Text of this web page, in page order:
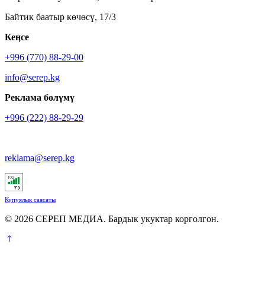
Байтик баатыр көчөсү, 17/3
Кеӊсе
+996 (770) 88-29-00
info@serep.kg
Реклама бөлүмү
+996 (222) 88-29-29
reklama@serep.kg
Купуялык саясаты
© 2026 СЕРЕП МЕДИА. Бардык укуктар корголгон.